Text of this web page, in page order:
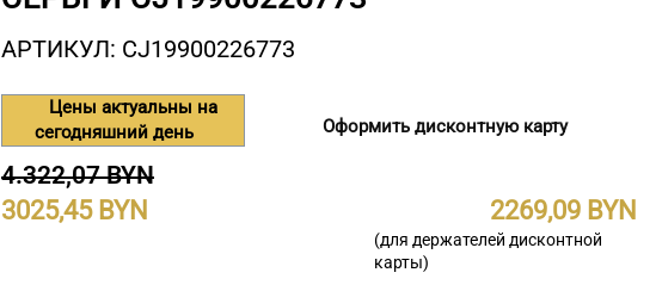
АРТИКУЛ: СJ19900226773
Цены актуальны на
сегодняшний день
Оформить дисконтную карту
4.322,07 BYN
3025,45 2269,09
(для держателей дисконтной
карты)